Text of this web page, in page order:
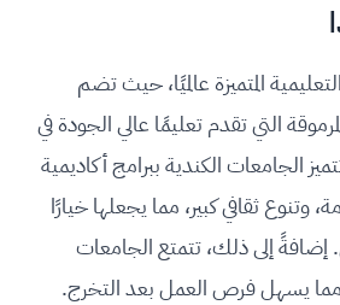
المتميزة عالميًا، حيث تضم
التي تقدم تعليمًا عالي الجودة في
الجامعات الكندية ببرامج أكاديمية
وتنوع ثقافي كبير، مما يجعلها خيارًا
إضافةً إلى ذلك، تتمتع الجامعات
مما يسهل فرص العمل بعد التخرج.